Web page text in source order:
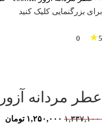
برای بزرگنمایی کلیک کنید
5
★
عطر مردانه آزور 100ML – فراست
۱,۳۳۷,۱۰۰ ۱,۲۵۰,۰۰۰ تومان